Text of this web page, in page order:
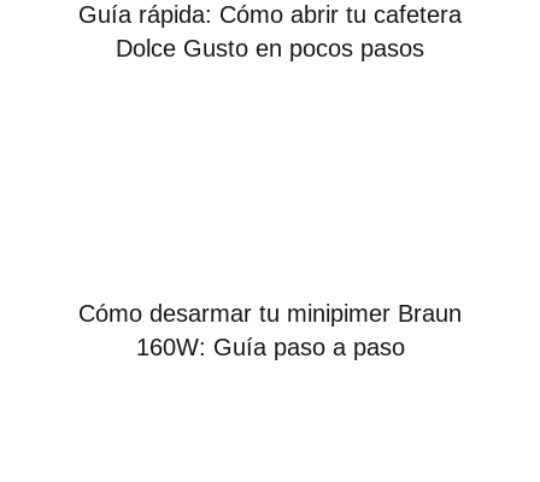
Guía rápida: Cómo abrir tu cafetera
Dolce Gusto en pocos pasos
Cómo desarmar tu minipimer Braun
160W: Guía paso a paso